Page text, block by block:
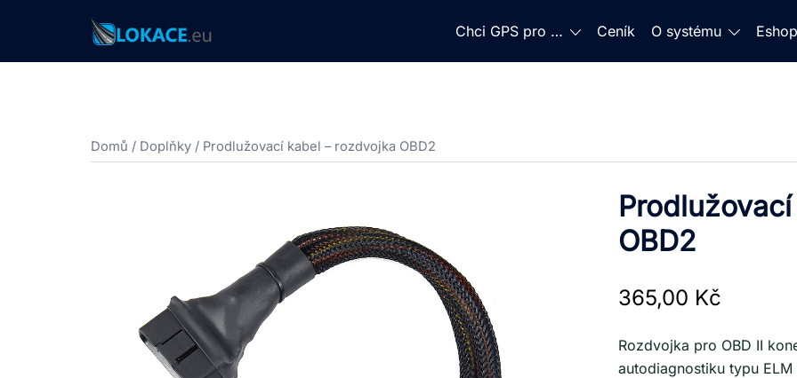
Chci GPS pro … Ceník O systému
Domů / Doplňky / Prodlužovací kabel – rozdvojka OBD2
OBD2
365,00 Kč
Rozdvojka pro OBD II
autodiagnostiku typu